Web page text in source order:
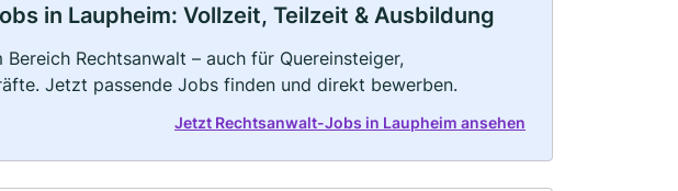
in Laupheim: Vollzeit, Teilzeit & Ausbildung
Rechtsanwalt – auch für Quereinsteiger,
Jetzt passende Jobs finden und direkt bewerben.
Jetzt Rechtsanwalt-Jobs in Laupheim ansehen